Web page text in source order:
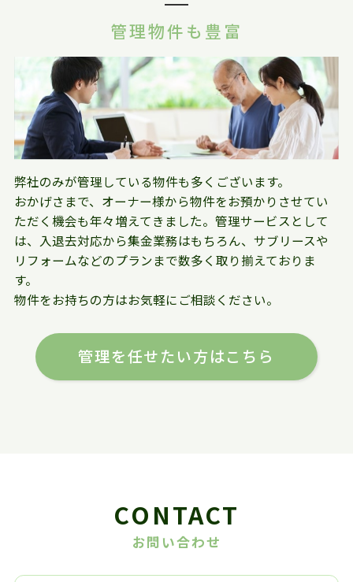
管理物件も豊富
弊社のみが管理している物件も多くございます。
おかげさまで、オーナー様から物件をお預かりさせてい
ただく機会も年々増えてきました。管理サービスとして
は、入退去対応から集金業務はもちろん、サブリースや
リフォームなどのプランまで数多く取り揃えておりま
す。
物件をお持ちの方はお気軽にご相談ください。
管理を任せたい方はこちら
CONTACT
お問い合わせ